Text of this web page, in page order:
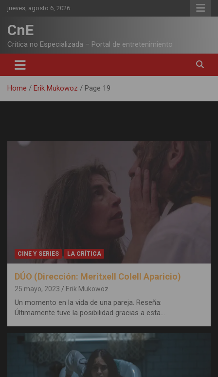
Skip
content
jueves, agosto 6, 2026
CnE
Crítica no Especializada – Portal de entretenimiento
Home Erik Mukowoz Page 19
CINE Y SERIES LA CRÍTICA
DÚO (Dirección: Meritxell Colell Aparicio)
25 mayo, 2023 Erik Mukowoz
Un momento en la vida de una pareja. Reseña:
Últimamente tuve la posibilidad gracias a esta…